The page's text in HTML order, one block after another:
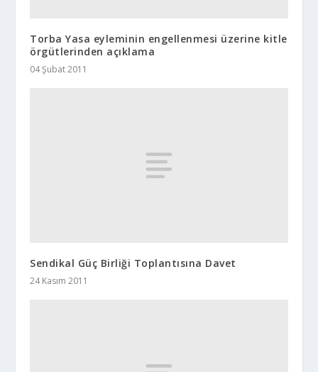
Torba Yasa eyleminin engellenmesi üzerine kitle
örgütlerinden açıklama
04 Şubat 2011
Sendikal Güç Birliği Toplantısına Davet
24 Kasım 2011